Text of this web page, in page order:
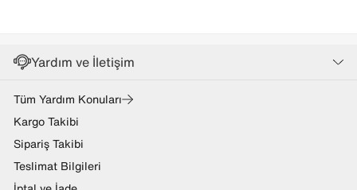
Yardım ve İletişim
Tüm Yardım Konuları
Kargo Takibi
Sipariş Takibi
Teslimat Bilgileri